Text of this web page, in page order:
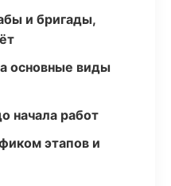
и бригады,
основные виды
начала работ
этапов и